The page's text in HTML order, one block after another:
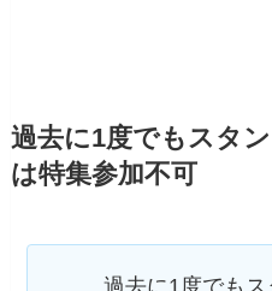
過去に1度でもスタ
は特集参加不可
過去に1度でも